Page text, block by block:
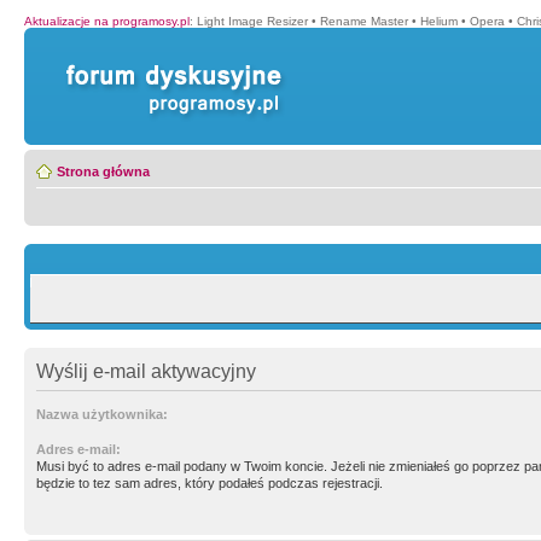
Aktualizacje na programosy.pl: Light Image Resizer • Rename Master • Helium • Opera •
Strona główna
Wyślij e-mail aktywacyjny
Nazwa użytkownika:
Adres e-mail:
Musi być to adres e-mail podany w Twoim koncie. Jeżeli nie zmieniałeś go poprzez
będzie to tez sam adres, który podałeś podczas rejestracji.